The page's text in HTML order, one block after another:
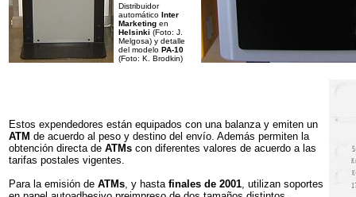
Distribuidor
automático Inter
Marketing en
Helsinki (Foto: J.
Melgosa) y detalle
del modelo PA-10
(Foto: K. Brodkin)
Estos expendedores están equipados con una balanza y emiten un
ATM de acuerdo al peso y destino del envío. Además permiten la
obtención directa de ATMs con diferentes valores de acuerdo a las
tarifas postales vigentes.
Para la emisión de ATMs, y hasta finales de 2001, utilizan soportes